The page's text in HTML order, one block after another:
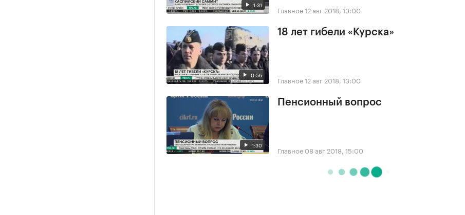
1:31 Главное12 авг 2018, 13:00
0:56
18 лет гибели «Курска»
Главное12 авг 2018, 13:00
1:30
Пенсионный вопрос
Главное 08 авг 2018, 15:00